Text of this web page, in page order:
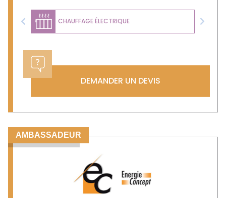
CHAUFFAGE ÉLECTRIQUE
Previous Next
DEMANDER UN DEVIS
AMBASSADEUR